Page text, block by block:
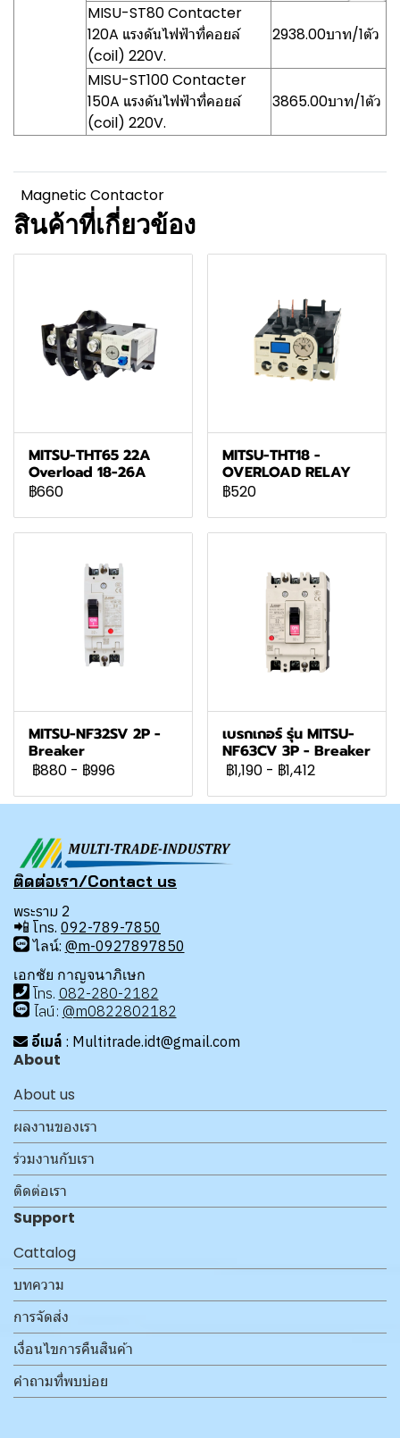
MISU-ST80 Contacter
120A แรงดันไฟฟ้าที่คอยล์
(coil) 220V.
2938.00บาท/1ตัว
MISU-ST100 Contacter
150A แรงดันไฟฟ้าที่คอยล์
(coil) 220V.
3865.00บาท/1ตัว
Magnetic Contactor
สินค้าที่เกี่ยวข้อง
MITSU-THT65 22A
Overload 18-26A
฿660
MITSU-THT18 -
OVERLOAD RELAY
฿520
MITSU-NF32SV 2P -
Breaker
฿880 - ฿996
เบรกเกอร์ รุ่น MITSU-
NF63CV 3P - Breaker
฿1,190 - ฿1,412
ติดต่อเรา/Contact us
พระราม 2
📲 โทร. 092-789-7850
ไลน์: @m-0927897850
เอกชัย กาญจนาภิเษก
โทร. 082-280-2182
ไลน์: @m0822802182
อีเมล์ : Multitrade.idt@gmail.com
About
About us
ผลงานของเรา
ร่วมงานกับเรา
ติดต่อเรา
Support
Cattalog
บทความ
การจัดส่ง
เงื่อนไขการคืนสินค้า
คำถามที่พบบ่อย